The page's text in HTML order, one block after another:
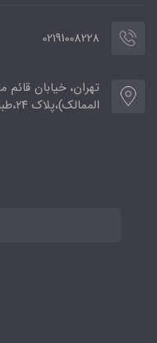
02191008228
تهران، خیابان
الممالک)،پلاک ۲۴،طبقه۲،واحد ۱۲